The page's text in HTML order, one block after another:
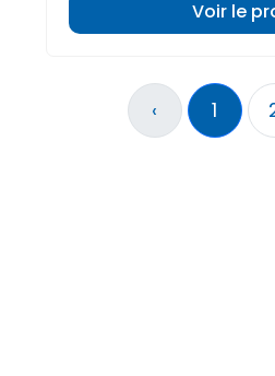
Voir le
‹ 1